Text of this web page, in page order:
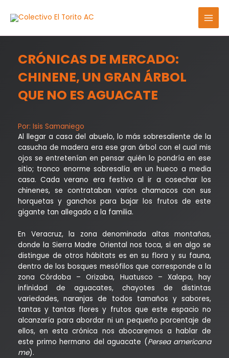
CRÓNICAS DE MERCADO:
CHINENE, UN GRAN ÁRBOL
QUE NO ES AGUACATE
Por: Isis Samaniego
Al llegar a casa del abuelo, lo más sobresaliente de la
casucha de madera era ese gran árbol con el cual mis
ojos se entretenían en pensar quién lo pondría en ese
sitio; tronco enorme sobresalía en un hueco a media
casa. Cada verano era festivo al ir a cosechar los
chinenes, se contrataban varios chamacos con sus
horquetas y ganchos para bajar los frutos de este
gigante tan allegado a la familia.
En Veracruz, la zona denominada altas montañas,
donde la Sierra Madre Oriental nos toca, si en algo se
distingue de otros hábitats es en su flora y su fauna,
dentro de los bosques mesófilos que corresponde a la
zona Córdoba – Orizaba, Huatusco – Xalapa, hay
infinidad de aguacates, chayotes de distintas
variedades, naranjas de todos tamaños y sabores,
tantas y tantas flores y frutos que este espacio no
alcanzaría para abordar ni un pequeño porcentaje de
ellos, en esta crónica nos abocaremos a hablar de
este primo hermano del aguacate (Persea americana
me).